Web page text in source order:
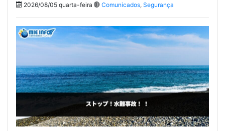
2026/08/05 quarta-feira Comunicados, Segurança